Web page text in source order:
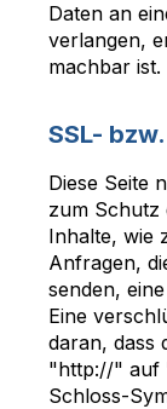
Daten an
verlangen,
machbar ist.
SSL-
Diese Seite
zum
Inhalte, wie
Anfragen,
senden,
Eine
daran, dass
"http://" auf
Schloss-